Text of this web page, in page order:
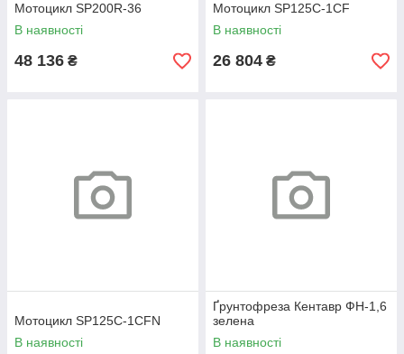
Мотоцикл SP200R-36
В наявності
48 136 ₴
Мотоцикл SP125C-1CF
В наявності
26 804 ₴
Мотоцикл SP125C-1CFN
В наявності
Ґрунтофреза Кентавр ФН-1,6
зелена
В наявності